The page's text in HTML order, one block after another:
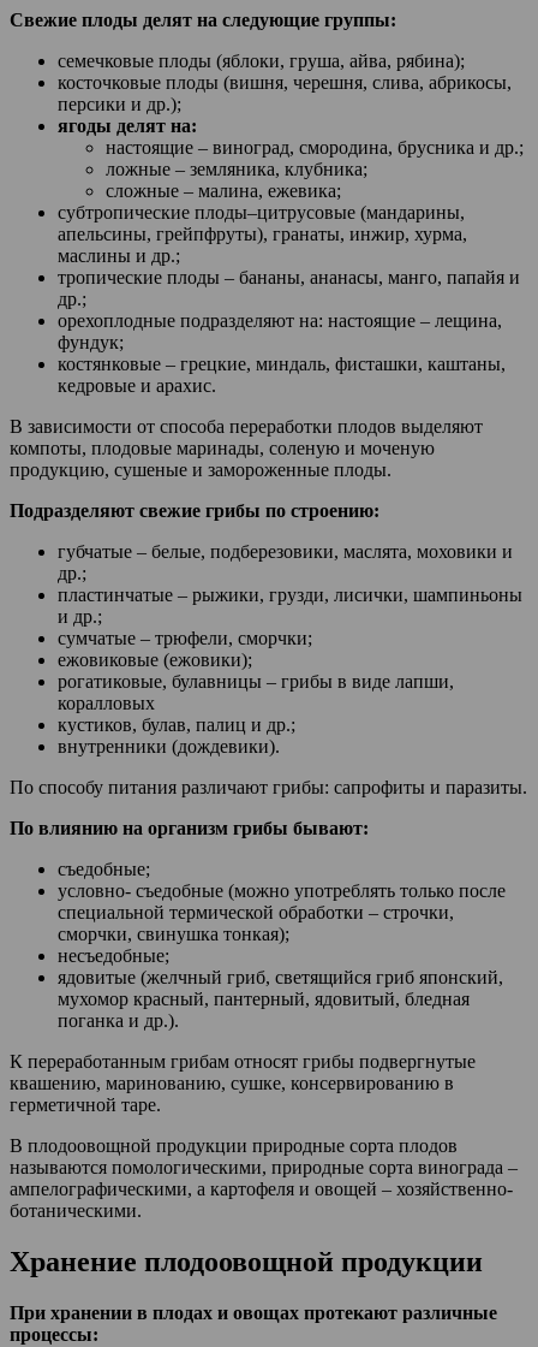
Свежие плоды делят на следующие группы:
семечковые плоды (яблоки, груша, айва, рябина);
косточковые плоды (вишня, черешня, слива, абрикосы,
персики и др.);
ягоды делят на:
настоящие – виноград, смородина, брусника и др.;
ложные – земляника, клубника;
сложные – малина, ежевика;
субтропические плоды–цитрусовые (мандарины,
апельсины, грейпфруты), гранаты, инжир, хурма,
маслины и др.;
тропические плоды – бананы, ананасы, манго, папайя и
др.;
орехоплодные подразделяют на: настоящие – лещина,
фундук;
костянковые – грецкие, миндаль, фисташки, каштаны,
кедровые и арахис.
В зависимости от способа переработки плодов выделяют
компоты, плодовые маринады, соленую и моченую
продукцию, сушеные и замороженные плоды.
Подразделяют свежие грибы по строению:
губчатые – белые, подберезовики, маслята, моховики и
др.;
пластинчатые – рыжики, грузди, лисички, шампиньоны
и др.;
сумчатые – трюфели, сморчки;
ежовиковые (ежовики);
рогатиковые, булавницы – грибы в виде лапши,
коралловых
кустиков, булав, палиц и др.;
внутренники (дождевики).
По способу питания различают грибы: сапрофиты и паразиты.
По влиянию на организм грибы бывают:
съедобные;
условно- съедобные (можно употреблять только после
специальной термической обработки – строчки,
сморчки, свинушка тонкая);
несъедобные;
ядовитые (желчный гриб, светящийся гриб японский,
мухомор красный, пантерный, ядовитый, бледная
поганка и др.).
К переработанным грибам относят грибы подвергнутые
квашению, маринованию, сушке, консервированию в
герметичной таре.
В плодоовощной продукции природные сорта плодов
называются помологическими, природные сорта винограда –
ампелографическими, а картофеля и овощей – хозяйственно-
ботаническими.
Хранение плодоовощной продукции
При хранении в плодах и овощах протекают различные
процессы: